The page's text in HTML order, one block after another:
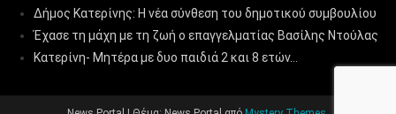
Δήμος Κατερίνης: Η νέα σύνθεση του δημοτικού συμβουλίου
Έχασε τη μάχη με τη ζωή ο επαγγελματίας Βασίλης Ντούλας
Κατερίνη- Μητέρα με δυο παιδιά 2 και 8 ετών…